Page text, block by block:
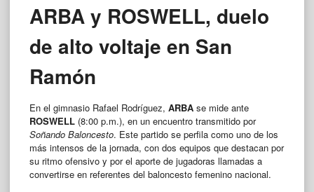
ARBA y ROSWELL, duelo
de alto voltaje en San
Ramón
En el gimnasio Rafael Rodríguez, ARBA se mide ante
ROSWELL (8:00 p.m.), en un encuentro transmitido por
Soñando Baloncesto. Este partido se perfila como uno de los
más intensos de la jornada, con dos equipos que destacan por
su ritmo ofensivo y por el aporte de jugadoras llamadas a
convertirse en referentes del baloncesto femenino nacional.